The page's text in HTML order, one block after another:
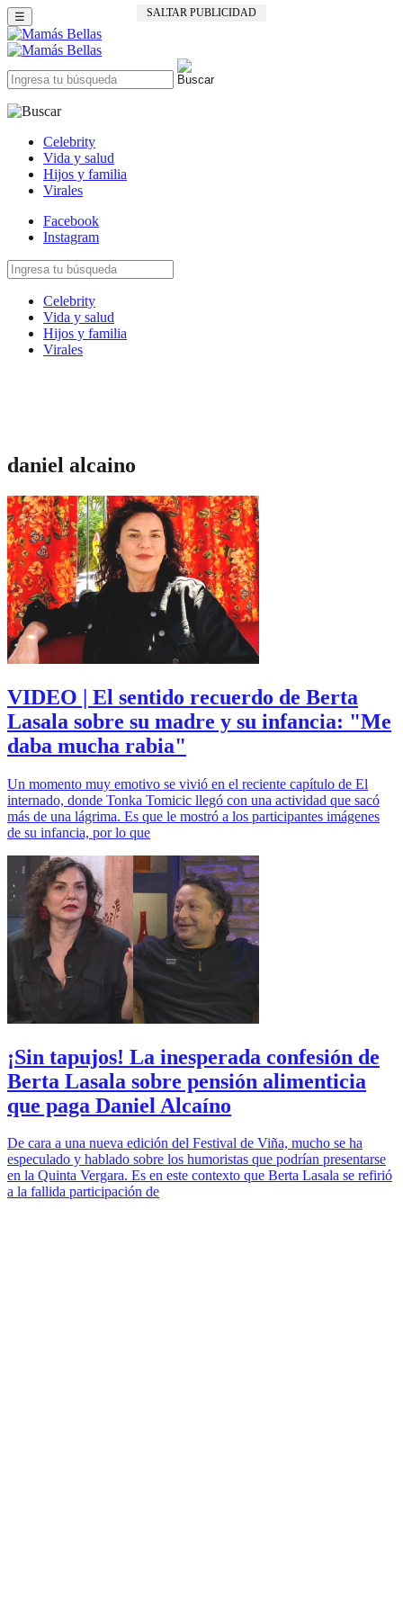
SALTAR PUBLICIDAD
☰
Celebrity
Vida y salud
Hijos y familia
Virales
Facebook
Instagram
Celebrity
Vida y salud
Hijos y familia
Virales
daniel alcaino
VIDEO | El sentido recuerdo de Berta
Lasala sobre su madre y su infancia: "Me
daba mucha rabia"
Un momento muy emotivo se vivió en el reciente capítulo de El
internado, donde Tonka Tomicic llegó con una actividad que sacó
más de una lágrima. Es que le mostró a los participantes imágenes
de su infancia, por lo que
¡Sin tapujos! La inesperada confesión de
Berta Lasala sobre pensión alimenticia
que paga Daniel Alcaíno
De cara a una nueva edición del Festival de Viña, mucho se ha
especulado y hablado sobre los humoristas que podrían presentarse
en la Quinta Vergara. Es en este contexto que Berta Lasala se refirió
a la fallida participación de